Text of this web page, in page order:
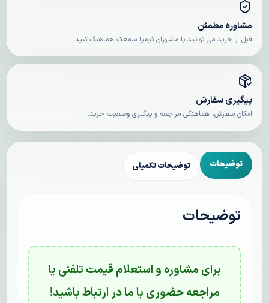
مشاوره مطمئن
قبل از خرید می توانید با مشاوران کیمیا سمعک هماهنگ کنید.
پیگیری سفارش
امکان سفارش، هماهنگی مراجعه و پیگیری وضعیت خرید.
توضیحات توضیحات تکمیلی
توضیحات
برای مشاوره و استعلام قیمت تلفنی یا
مراجعه حضوری با ما در ارتباط باشید!